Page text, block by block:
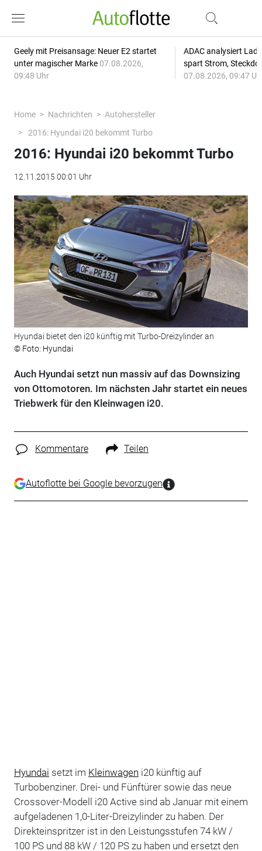
Geely mit Preisansage: Neuer E2 startet
unter magischer Marke 07.08.2026,
09:48 Uhr
ADAC analysiert
spart Strom,
07.08.2026, 09:47
Home Nachrichten
Autohersteller
2016: Hyundai i20 bekommt Turbo
2016: Hyundai i20 bekommt Turbo
12.11.2015 00:01 Uhr
Hyundai bietet den i20 künftig mit Turbo-Dreizylinder an
© Foto: Hyundai
Auch Hyundai setzt nun massiv auf das Downsizing
von Ottomotoren. Im nächsten Jahr startet ein neues
Triebwerk für den Kleinwagen i20.
Kommentare Teilen
Autoflotte bei Google bevorzugen
Hyundai setzt im Kleinwagen i20 künftig auf
Turbobenziner. Drei- und Fünftürer sowie das neue
Crossover-Modell i20 Active sind ab Januar mit einem
aufgeladenen 1,0-Liter-Dreizylinder zu haben. Der
Direkteinspritzer ist in den Leistungsstufen 74 kW /
100 PS und 88 kW / 120 PS zu haben und ersetzt den